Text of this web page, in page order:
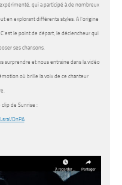
qui a participé à de nombreux
en explorant différents styles. A l’origine
le point de départ, le déclencheur qui
ses chansons.
surprendre et nous entraine dans la vidéo
où brille la voix de ce chanteur
de Sunrise :